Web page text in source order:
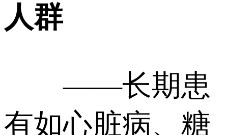
人群
——长期患
有如心脏病、糖